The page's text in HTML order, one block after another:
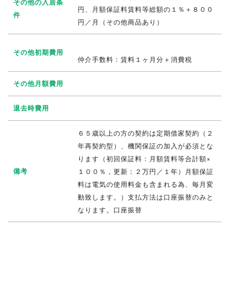
その他の入居条
件
円、月額保証料賃料等総額の１％＋８００
円／月（その他商品あり）
その他初期費用
仲介手数料：賃料１ヶ月分＋消費税
その他月額費用
退去時費用
備考
６５歳以上の方の契約は定期借家契約（２
年再契約型）、機関保証の加入が必須とな
ります（初回保証料：月額賃料等合計額×
１００％，更新：２万円／１年）月額保証
料は電気の使用料金も含まれる為、毎月変
動致します。）支払方法は口座振替のみと
なります。口座振替